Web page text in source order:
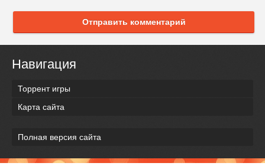
Отправить комментарий
Навигация
Торрент игры
Карта сайта
Полная версия сайта